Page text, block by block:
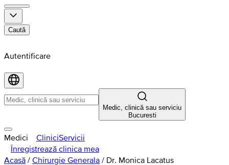
Caută
Autentificare
Medic, clinică sau serviciu
Bucuresti
Medici CliniciServicii
Înregistrează clinica mea
Acasă / Chirurgie Generala / Dr. Monica Lacatus